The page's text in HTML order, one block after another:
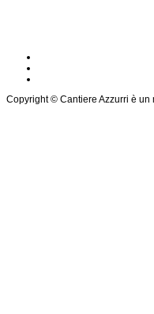
Copyright © Cantiere Azzurri è un